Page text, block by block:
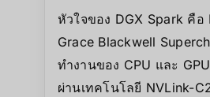
หัวใจของ DGX Spark คือ
Grace Blackwell
ทำงานของ CPU และ
ผ่านเทคโนโลยี NVLink-